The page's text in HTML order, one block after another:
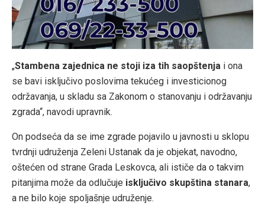
„Stambena zajednica ne stoji iza tih saopštenja i ona
se bavi isključivo poslovima tekućeg i investicionog
održavanja, u skladu sa Zakonom o stanovanju i održavanju
zgrada“, navodi upravnik.
On podseća da se ime zgrade pojavilo u javnosti u sklopu
tvrdnji udruženja Zeleni Ustanak da je objekat, navodno,
oštećen od strane Grada Leskovca, ali ističe da o takvim
pitanjima može da odlučuje isključivo skupština stanara,
a ne bilo koje spoljašnje udruženje.